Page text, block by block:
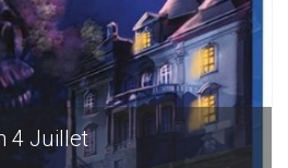
4 Juillet